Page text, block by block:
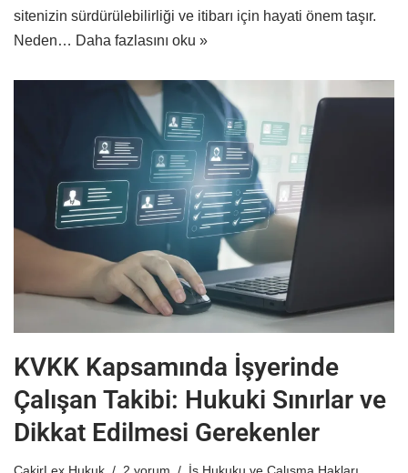
sitenizin sürdürülebilirliği ve itibarı için hayati önem taşır.
Neden… Daha fazlasını oku »
KVKK Kapsamında İşyerinde
Çalışan Takibi: Hukuki Sınırlar ve
Dikkat Edilmesi Gerekenler